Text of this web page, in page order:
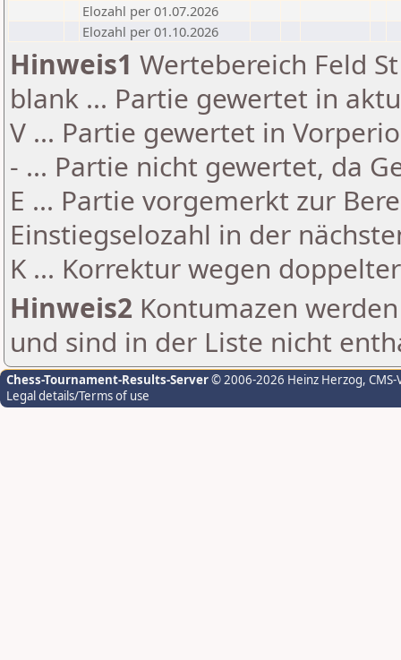
Elozahl per 01.07.2026
Elozahl per 01.10.2026
Hinweis1 Wertebereich Feld
blank ... Partie gewertet in
V ... Partie gewertet in
- ... Partie nicht gewertet, da
E ... Partie vorgemerkt zur
Einstiegselozahl in der
K ... Korrektur wegen
Hinweis2 Kontumazen
und sind in der Liste nicht
Chess-Tournament-Results-Server© 2006-2026 Heinz Herzog,
Legal details/Terms of use